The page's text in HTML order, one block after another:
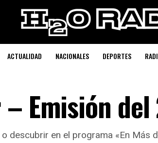
ACTUALIDAD NACIONALES DEPORTES
– Emisión
descubrir en el programa «En Más